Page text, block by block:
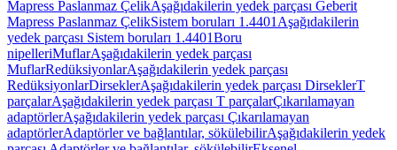
Mapress Paslanmaz ÇelikAşağıdakilerin yedek parçası Geberit
Mapress Paslanmaz ÇelikSistem boruları 1.4401 Aşağıdakilerin
yedek parçası Sistem boruları 1.4401Boru
nipelleriMuflarAşağıdakilerin yedek parçası
MuflarRedüksiyonlarAşağıdakilerin yedek parçası
RedüksiyonlarDirseklerAşağıdakilerin yedek parçası DirseklerT
parçalarAşağıdakilerin yedek parçası T parçalarÇıkarılamayan
adaptörlerAşağıdakilerin yedek parçası Çıkarılamayan
adaptörlerAdaptörler ve bağlantılar, sökülebilirAşağıdakilerin yedek